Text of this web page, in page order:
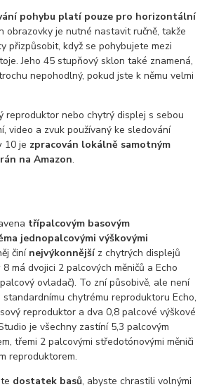
pohybu platí pouze pro horizontální
obrazovky je nutné nastavit ručně, takže
přizpůsobit, když se pohybujete mezi
Jeho 45 stupňový sklon také znamená,
nepohodlný, pokud jste k němu velmi
reproduktor nebo chytrý displej s sebou
video a zvuk používaný ke sledování
10 je zpracován lokálně samotným
na Amazon.
třípalcovým basovým
jednopalcovými výškovými
činí nejvýkonnější z chytrých displejů
má dvojici 2 palcových měničů a Echo
ovladač). To zní působivě, ale není
chytrému reproduktoru Echo,
reproduktor a dva 0,8 palcové výškové
je všechny zastíní 5,3 palcovým
třemi 2 palcovými středotónovými měniči
reproduktorem.
dostatek basů, abyste chrastili volnými